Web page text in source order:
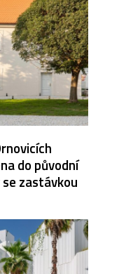
do původní
zastávkou